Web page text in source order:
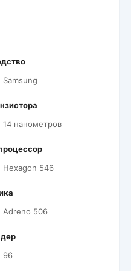
Samsung
14 нанометров
Hexagon 546
Adreno 506
96